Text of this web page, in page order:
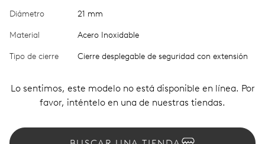
Diámetro 21 mm
Material Acero Inoxidable
Tipo de cierre Cierre desplegable de seguridad con extensión
Lo sentimos, este modelo no está disponible en línea. Por
favor, inténtelo en una de nuestras tiendas.